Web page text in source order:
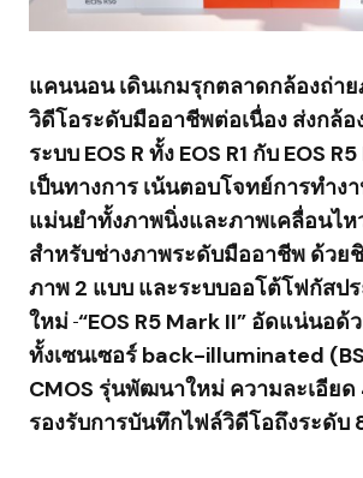
แคนนอน เดินเกมรุกตลาดกล้องถ่า
วิดีโอระดับมืออาชีพต่อเนื่อง ส่งกล้อ
ระบบ EOS R ทั้ง EOS R1 กับ EOS R5
เป็นทางการ เน้นตอบโจทย์การทำง
แม่นยำทั้งภาพนิ่งและภาพเคลื่อนไห
สำหรับช่างภาพระดับมืออาชีพ ด้วย
ภาพ 2 แบบ และระบบออโต้โฟกัสป
ใหม่ “EOS R5 Mark II” อัดแน่นอด้
ทั้งเซนเซอร์ back-illuminated
CMOS รุ่นพัฒนาใหม่ ความละเอียด
รองรับการบันทึกไฟล์วิดีโอถึงระดับ